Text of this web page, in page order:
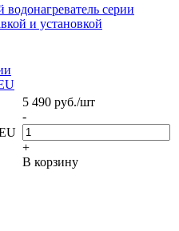
cерии
и установкой
5 490 руб./шт
-
+
В корзину